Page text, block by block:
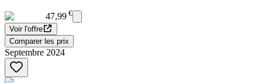
47,99 €
Voir l'offre
Comparer les prix
Septembre 2024